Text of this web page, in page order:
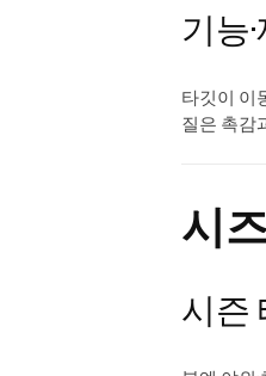
기능
타깃이 이
질은 촉감
시
시즌